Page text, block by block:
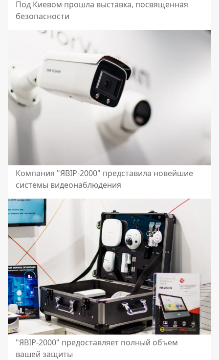
Под Киевом прошла выставка, посвященная
безопасности
Компания "ЯВІР-2000" представила новейшие
системы видеонаблюдения
"ЯВІР-2000" предоставляет полный объем
вашей защиты